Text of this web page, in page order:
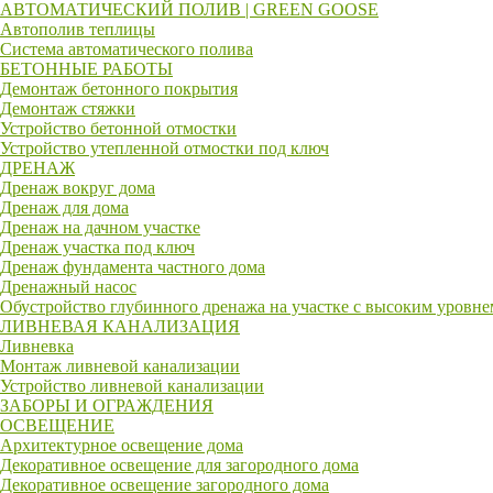
АВТОМАТИЧЕСКИЙ ПОЛИВ | GREEN GOOSE
Автополив теплицы
Система автоматического полива
БЕТОННЫЕ РАБОТЫ
Демонтаж бетонного покрытия
Демонтаж стяжки
Устройство бетонной отмостки
Устройство утепленной отмостки под ключ
ДРЕНАЖ
Дренаж вокруг дома
Дренаж для дома
Дренаж на дачном участке
Дренаж участка под ключ
Дренаж фундамента частного дома
Дренажный насос
Обустройство глубинного дренажа на участке с высоким
ЛИВНЕВАЯ КАНАЛИЗАЦИЯ
Ливневка
Монтаж ливневой канализации
Устройство ливневой канализации
ЗАБОРЫ И ОГРАЖДЕНИЯ
ОСВЕЩЕНИЕ
Архитектурное освещение дома
Декоративное освещение для загородного дома
Декоративное освещение загородного дома